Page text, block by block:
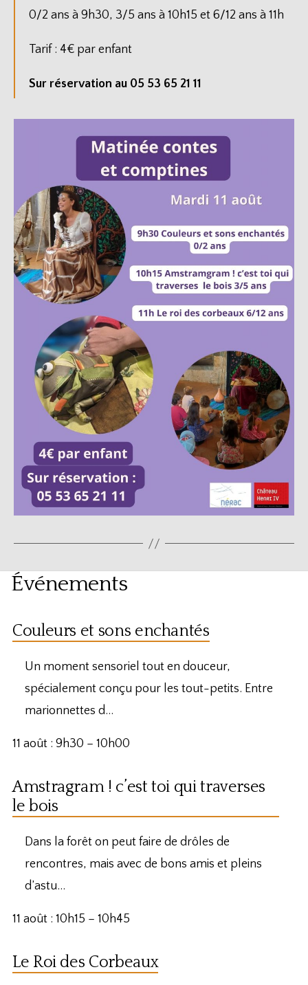
0/2 ans à 9h30, 3/5 ans à 10h15 et 6/12 ans à 11h
Tarif : 4€ par enfant
Sur réservation au 05 53 65 21 11
Événements
Couleurs et sons enchantés
Un moment sensoriel tout en douceur,
spécialement conçu pour les tout-petits. Entre
marionnettes d…
11 août : 9h30 – 10h00
Amstragram ! c’est toi qui traverses
le bois
Dans la forêt on peut faire de drôles de
rencontres, mais avec de bons amis et pleins
d’astu…
11 août : 10h15 – 10h45
Le Roi des Corbeaux